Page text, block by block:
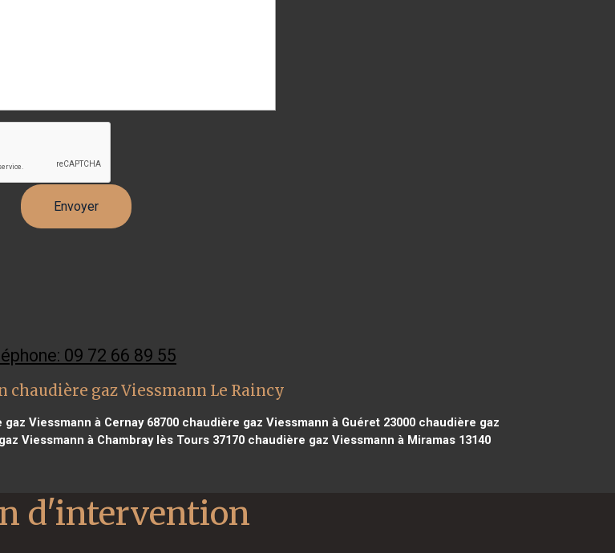
09 72 66 89 55
gaz Viessmann Le Raincy
Viessmann à Cernay 68700chaudière gaz Viessmann à Guéret 23000chaudière gaz
Viessmann à Chambray lès Tours 37170 chaudière gaz Viessmann à Miramas 13140
d'intervention